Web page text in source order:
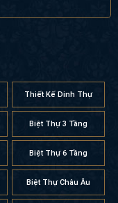
Thiết Kế Dinh Thự
Biệt Thự 3 Tầng
Biệt Thự 6 Tầng
Biệt Thự Châu Âu